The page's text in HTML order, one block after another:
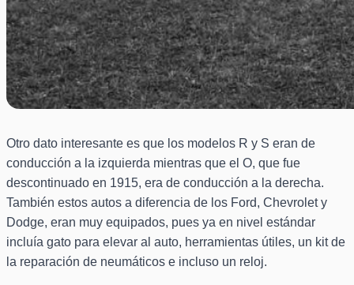
Otro dato interesante es que los modelos R y S eran de
conducción a la izquierda mientras que el O, que fue
descontinuado en 1915, era de conducción a la derecha.
También estos autos a diferencia de los Ford, Chevrolet y
Dodge, eran muy equipados, pues ya en nivel estándar
incluía gato para elevar al auto, herramientas útiles, un kit de
la reparación de neumáticos e incluso un reloj.